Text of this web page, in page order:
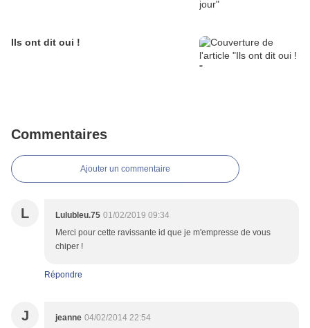
Ils ont dit oui !
Commentaires
Ajouter un commentaire
L Lulubleu.75 01/02/2019 09:34
Merci pour cette ravissante id que je m'empresse de vous
chiper !
Répondre
J jeanne 04/02/2014 22:54